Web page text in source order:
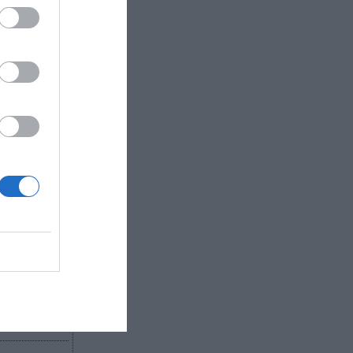
que
los
la final
en
Covid-